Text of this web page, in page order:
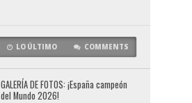
LO ÚLTIMO COMMENTS
GALERÍA DE FOTOS: ¡España campeón
del Mundo 2026!